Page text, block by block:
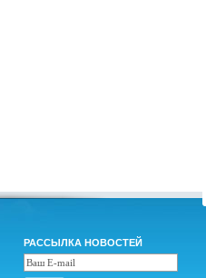
РАССЫЛКА НОВОСТЕЙ